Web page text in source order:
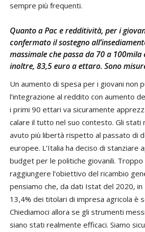
sempre più frequenti.
Quanto a Pac e redditività, per i
confermato il sostegno
massimale che passa da 70 a 100mila
inoltre, 83,5 euro a ettaro. Sono
Un aumento di spesa per i giovani non
l’integrazione al reddito con aumento
i primi 90 ettari va sicuramente
calare il tutto nel suo contesto. Gli stati
avuto più libertà rispetto al passato di
europee. L’Italia ha deciso di stanziare
budget per le politiche giovanili.
raggiungere l’obiettivo del ricambio
pensiamo che, da dati Istat del 2020, in
13,4% dei titolari di impresa agricola è
Chiediamoci allora se gli strumenti
siano stati realmente efficaci. Siamo